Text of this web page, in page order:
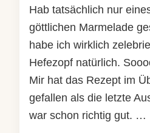
Hab tatsächlich nur
göttlichen Marmelade
habe ich wirklich
Hefezopf natürlich.
Mir hat das Rezept im
gefallen als die letzte
war schon richtig gut. …